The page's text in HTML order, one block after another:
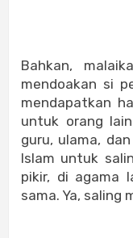
Bahkan,
mendoakan si
mendapatkan
untuk orang
guru, ulama,
Islam untuk
pikir, di agama
sama. Ya, saling